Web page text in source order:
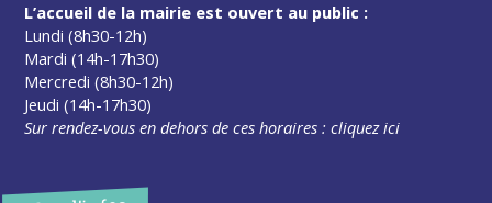
L’accueil de la mairie est ouvert au public :
Lundi (8h30-12h)
Mardi (14h-17h30)
Mercredi (8h30-12h)
Jeudi (14h-17h30)
Sur rendez-vous en dehors de ces horaires :cliquez ici